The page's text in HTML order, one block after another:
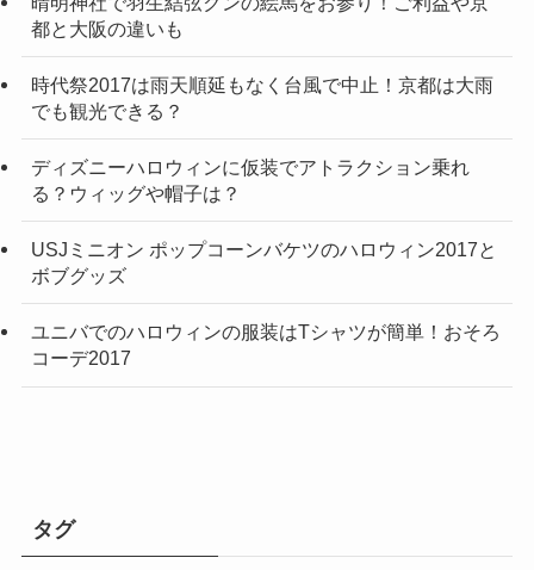
都と大阪の違いも
時代祭2017は雨天順延もなく台風で中止！京都は大雨
でも観光できる？
ディズニーハロウィンに仮装でアトラクション乗れ
る？ウィッグや帽子は？
USJミニオン ポップコーンバケツのハロウィン2017と
ボブグッズ
ユニバでのハロウィンの服装はTシャツが簡単！おそろ
コーデ2017
タグ